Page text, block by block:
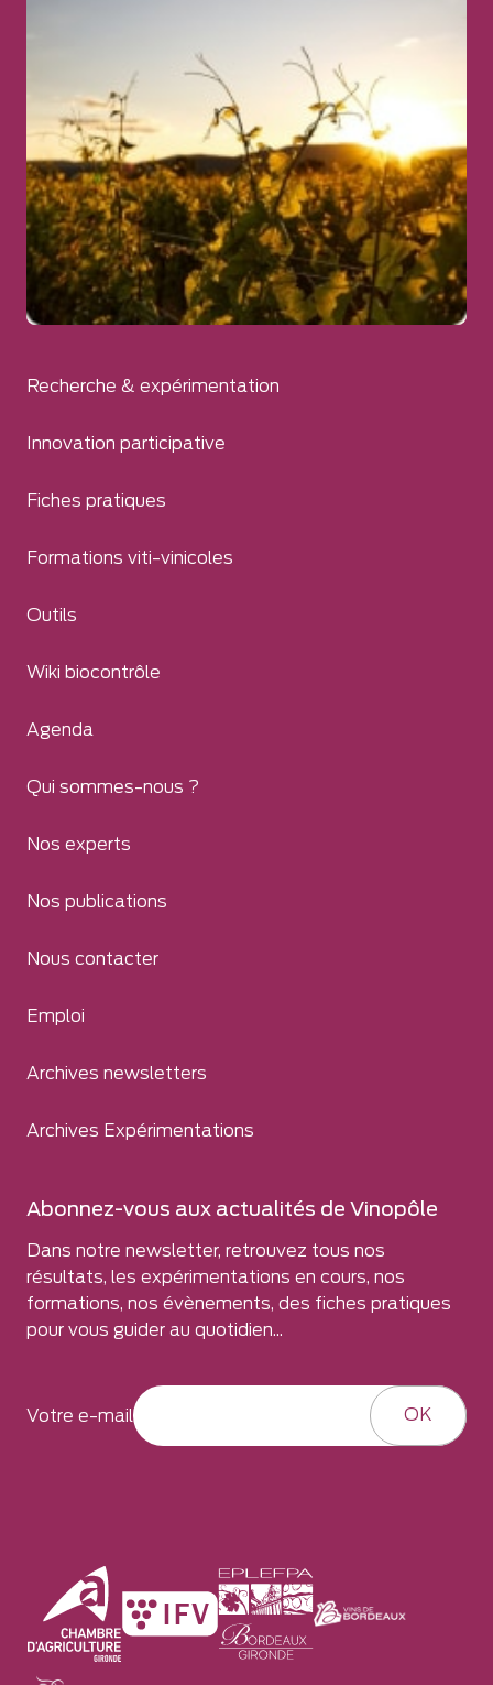
Recherche & expérimentation
Innovation participative
Fiches pratiques
Formations viti-vinicoles
Outils
Wiki biocontrôle
Agenda
Qui sommes-nous ?
Nos experts
Nos publications
Nous contacter
Emploi
Archives newsletters
Archives Expérimentations
Abonnez-vous aux actualités de Vinopôle
Dans notre newsletter, retrouvez tous nos
résultats, les expérimentations en cours, nos
formations, nos évènements, des fiches pratiques
pour vous guider au quotidien...
Votre e-mail OK